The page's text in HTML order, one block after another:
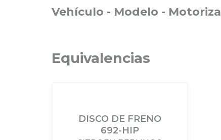
Vehículo - Modelo -
Equivalencias
DISCO DE FRENO
692-HIP